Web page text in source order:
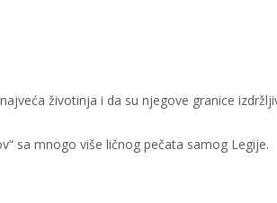
životinja i da su njegove granice
sa mnogo više ličnog pečata samog Legije.